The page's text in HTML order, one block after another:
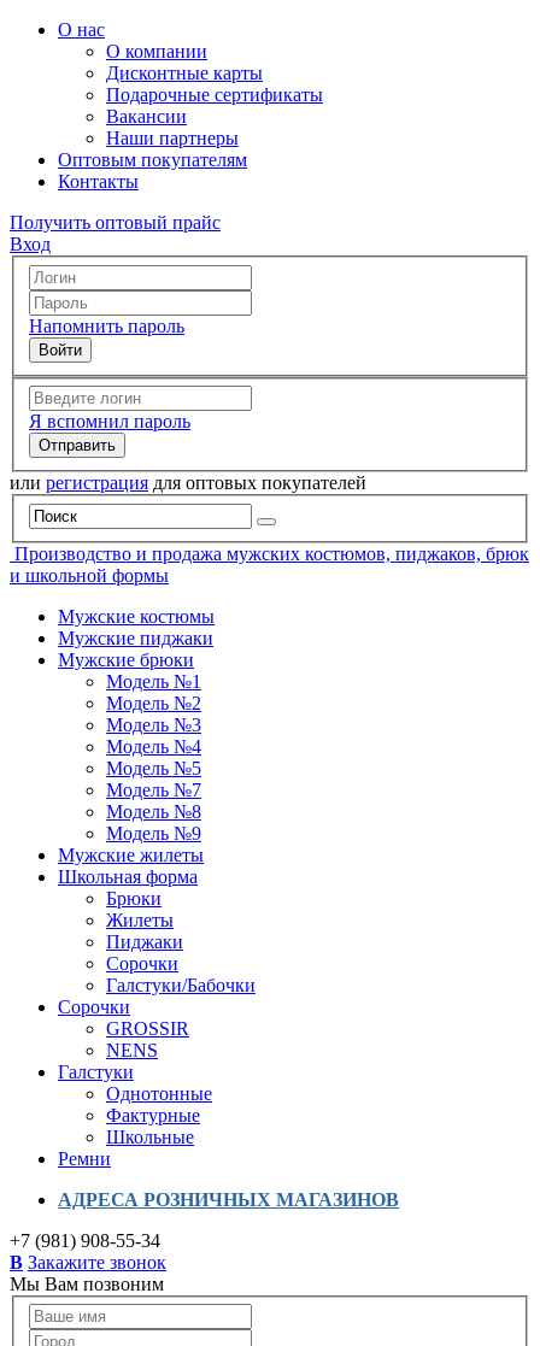
О нас
О компании
Дисконтные карты
Подарочные сертификаты
Вакансии
Наши партнеры
Оптовым покупателям
Контакты
Получить оптовый прайс
Вход
Напомнить пароль
Я вспомнил пароль
или регистрация для оптовых покупателей
Производство и продажа мужских костюмов, пиджаков, брюк
и школьной формы
Мужские костюмы
Мужские пиджаки
Мужские брюки
Модель №1
Модель №2
Модель №3
Модель №4
Модель №5
Модель №7
Модель №8
Модель №9
Мужские жилеты
Школьная форма
Брюки
Жилеты
Пиджаки
Сорочки
Галстуки/Бабочки
Сорочки
GROSSIR
NENS
Галстуки
Однотонные
Фактурные
Школьные
Ремни
АДРЕСА РОЗНИЧНЫХ МАГАЗИНОВ
+7 (981) 908-55-34
B Закажите звонок
Мы Вам позвоним